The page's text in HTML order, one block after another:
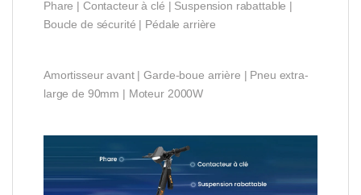
Phare | Contacteur à clé | Suspension rabattable |
Boucle de sécurité | Pédale arrière
Amortisseur avant | Garde-boue arrière | Pneu extra-
large de 90mm | Moteur 2000W